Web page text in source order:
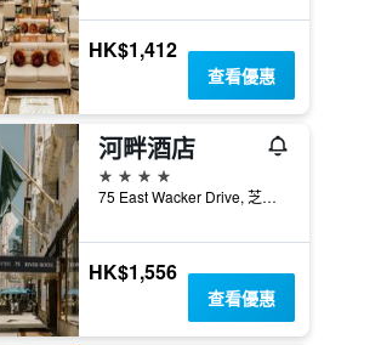
HK$1,412
查看優惠
河畔酒店
4星級
75 East Wacker Drive, 芝加哥, IL, 美國
HK$1,556
查看優惠